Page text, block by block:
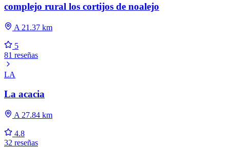
complejo rural los cortijos de noalejo
A 21.37 km
5
81 reseñas
LA
La acacia
A 27.84 km
4.8
32 reseñas